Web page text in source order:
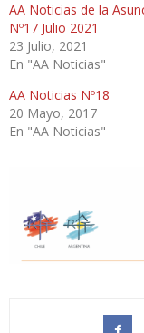
AA Noticias de la
Nº17 Julio 2021
23 Julio, 2021
En "AA Noticias"
AA Noticias Nº18
20 Mayo, 2017
En "AA Noticias"